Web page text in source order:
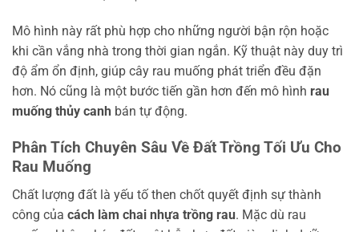
Mô hình này rất phù hợp cho những người bận rộn hoặc
khi cần vắng nhà trong thời gian ngắn. Kỹ thuật này duy trì
độ ẩm ổn định, giúp cây rau muống phát triển đều đặn
hơn. Nó cũng là một bước tiến gần hơn đến mô hình rau
muống thủy canh bán tự động.
Phân Tích Chuyên Sâu Về Đất Trồng Tối Ưu Cho
Rau Muống
Chất lượng đất là yếu tố then chốt quyết định sự thành
công của cách làm chai nhựa trồng rau. Mặc dù rau